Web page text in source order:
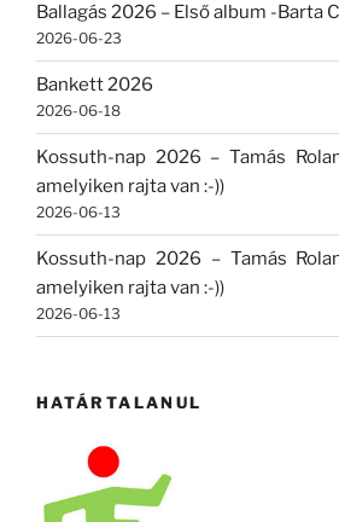
Ballagás 2026 – Első album -Barta
2026-06-23
Bankett 2026
2026-06-18
Kossuth-nap 2026 – Tamás
amelyiken rajta van :-))
2026-06-13
Kossuth-nap 2026 – Tamás
amelyiken rajta van :-))
2026-06-13
HATÁRTALANUL